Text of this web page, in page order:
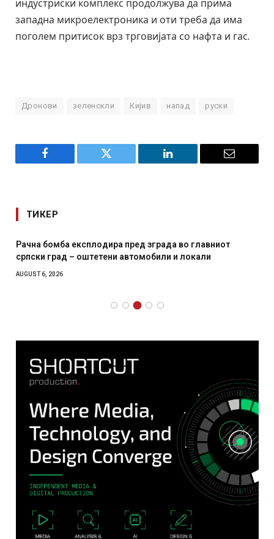
индустриски комплекс продолжува да прима
западна микроелектроника и оти треба да има
поголем притисок врз трговијата со нафта и гас.
Дронови зеленскли Кијив напад руски
Facebook Twitter LinkedIn Email
ТИКЕР
Рачна бомба експлодира пред зграда во главниот
српски град – оштетени автомобили и локали
AUGUST 6, 2026